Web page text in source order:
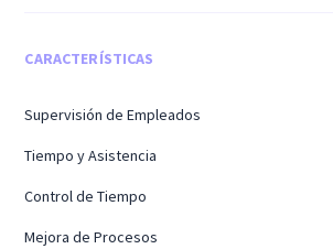
CARACTERÍSTICAS
Supervisión de Empleados
Tiempo y Asistencia
Control de Tiempo
Mejora de Procesos